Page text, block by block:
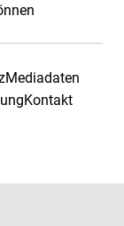
Mediadaten
Kontakt